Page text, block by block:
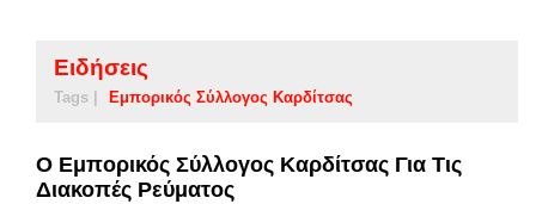
Ειδήσεις
Tags | Εμπορικός Σύλλογος Καρδίτσας
Ο Εμπορικός Σύλλογος Καρδίτσας Για Τις
Διακοπές Ρεύματος